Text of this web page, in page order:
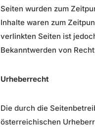
Seiten wurden zum
Inhalte waren zum
verlinkten Seiten ist
Bekanntwerden von
Urheberrecht
Die durch die
österreichischen